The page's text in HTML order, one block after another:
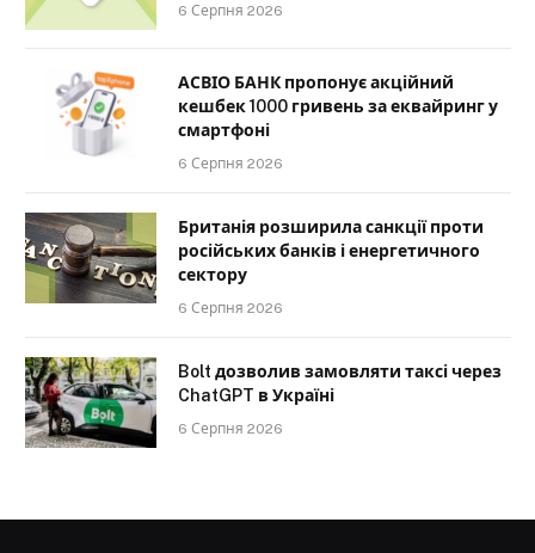
6 Серпня 2026
АСВІО БАНК пропонує акційний
кешбек 1000 гривень за еквайринг у
смартфоні
6 Серпня 2026
Британія розширила санкції проти
російських банків і енергетичного
сектору
6 Серпня 2026
Bolt дозволив замовляти таксі через
ChatGPT в Україні
6 Серпня 2026